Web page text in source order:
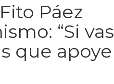
Páez
“Si vas
que apoye